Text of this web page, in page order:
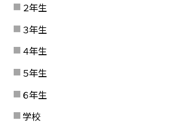
２年生
３年生
４年生
５年生
６年生
学校